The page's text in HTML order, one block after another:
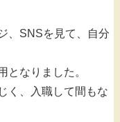
、SNSを見て、自分
となりました。
く、入職して間もな